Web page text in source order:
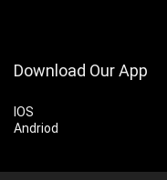
Download Our App
IOS
Andriod